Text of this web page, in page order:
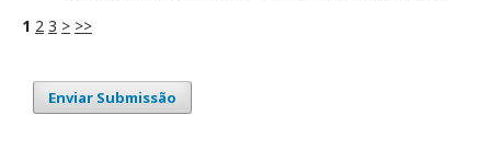
1 2 3 > >>
Enviar Submissão